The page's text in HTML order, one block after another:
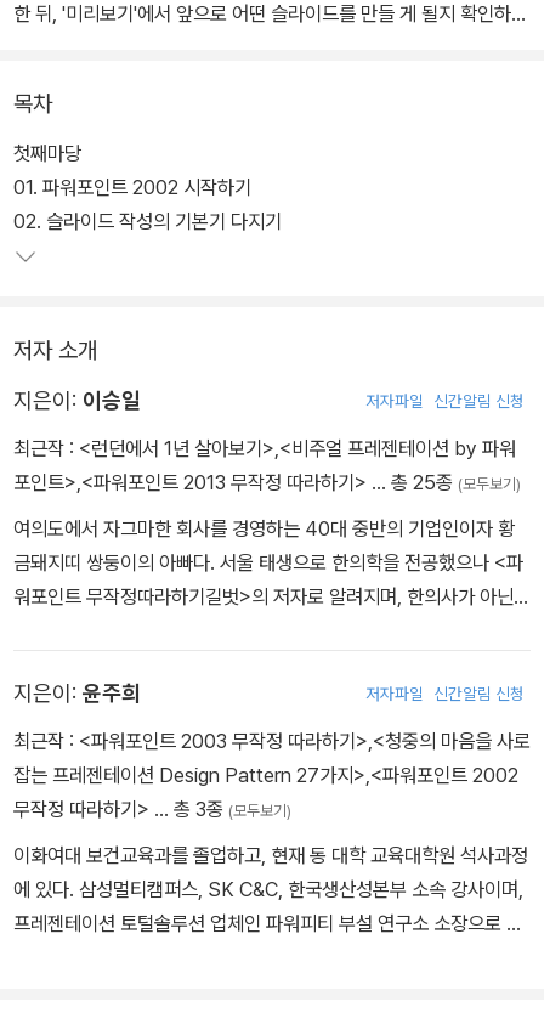
한 뒤, '미리보기'에서 앞으로 어떤 슬라이드를 만들 게 될지 확인하
특별히 뽑은 예제 슬라이드를 직접 만들게 된다.
이 책의 '무작정 따라하기', '실습예제', '실무 예제 만들기' 코너에서는
파워포인트의 기본 기능과 중고급 기능을 활용해 다양한 프레젠테이
션용 슬라이드를 만들게 된다. 저자가 직접 제작한 대기업과 정부기
또한 '특집 Ⅱ - 한눈에 들어오는 회사소개서 만들기' 코너에서는 총 1
나 제안서와 같은 문서를 워드프로세서 대신 파워포인트를 이용해 만
드는 회사가 늘고 있는 것을 고려해 인쇄를 목적으로 하는 사무용 문
서를 만드는 방법까지 설명했다.
수년 간의 실무 경험과 강의 경험를 통해 터득한 저자들의 슬라이드
로 슬라이드를 구성하는 안목을 기를 수 있다. <특집Ⅰ-파워포인트 클
리닉>에서는 어떤 슬라이드가 잘된 슬라이드인지 분별하는 안목과
더불어 프레젠테이션 디자인에 대한 원리를 알려준다.
너에서 실습하는 모든 예제 파일과 완성 파일, 파워포인트 전문가들
이 실무에서 직접 제작한 완성도 높은 샘플 슬라이드
목차
첫째마당
01. 파워포인트 2002 시작하기
02. 슬라이드 작성의 기본기 다지기
저자 소개
지은이: 이승일 저자파일 신간알림 신청
최근작 : <런던에서 1년 살아보기>,<비주얼 프레젠테이션 by 파워
포인트>,<파워포인트 2013 무작정 따라하기> … 총 25종 (모두보기)
여의도에서 자그마한 회사를 경영하는 40대 중반의 기업인이자 황
금돼지띠 쌍둥이의 아빠다. 서울 태생으로 한의학을 전공했으나 <파
워포인트 무작정따라하기길벗>의 저자로 알려지며, 한의사가 아닌
Facebook @london1year
지은이: 윤주희 저자파일 신간알림 신청
최근작 : <파워포인트 2003 무작정 따라하기>,<청중의 마음을 사로
잡는 프레젠테이션 Design Pattern 27가지>,<파워포인트 2002
무작정 따라하기> … 총 3종 (모두보기)
이화여대 보건교육과를 졸업하고, 현재 동 대학 교육대학원 석사과정
에 있다. 삼성멀티캠퍼스, SK C&C, 한국생산성본부 소속 강사이며,
프레젠테이션 토털솔루션 업체인 파워피티 부설 연구소 소장으로 있